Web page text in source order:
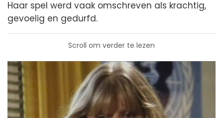
Haar spel werd vaak omschreven als krachtig,
gevoelig en gedurfd.
Scroll om verder te lezen